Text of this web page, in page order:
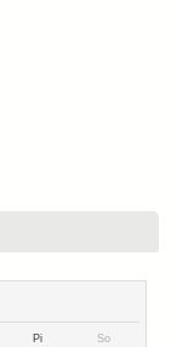
Pi So